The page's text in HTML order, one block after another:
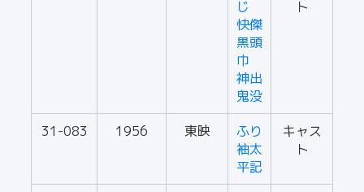
じ
快傑
黒頭
巾
神出
鬼没
ト
31-083 1956 東映
ふり
袖太
平記
キャス
ト